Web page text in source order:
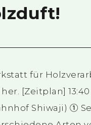
für
[Zeitplan]
Shiwaji) ①